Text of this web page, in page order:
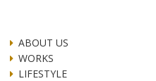
ABOUT US
WORKS
LIFESTYLE